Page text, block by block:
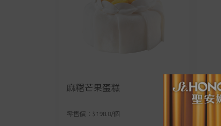
麻糬芒果蛋糕
零售價：$198.0/個
香